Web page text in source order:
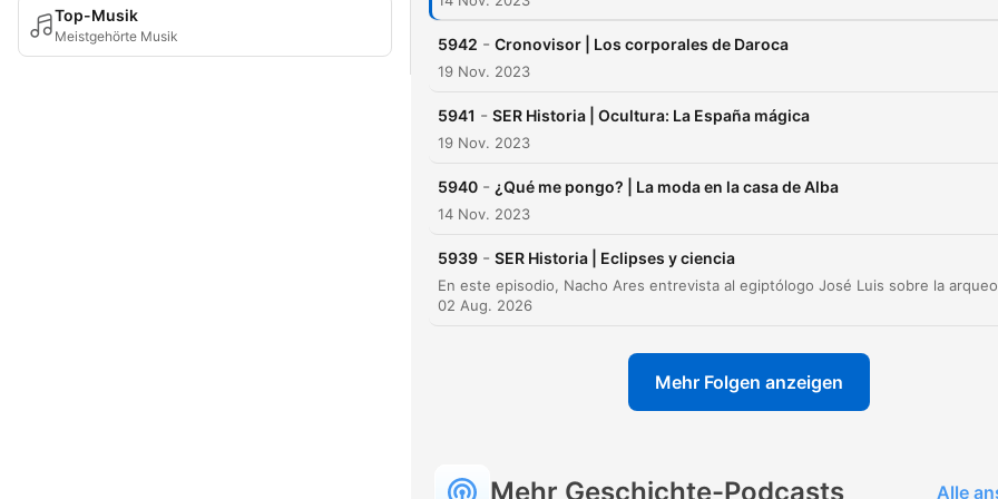
Top-Musik
Meistgehörte Musik 5942 - Cronovisor | Los corporales de Daroca
19 Nov. 2023
5941 - SER Historia | Ocultura: La España mágica
19 Nov. 2023
5940 - ¿Qué me pongo? | La moda en la casa de Alba
14 Nov. 2023
5939 - SER Historia | Eclipses y ciencia
02 Aug. 2026
Mehr Folgen anzeigen
Mehr Geschichte-Podcasts Alle